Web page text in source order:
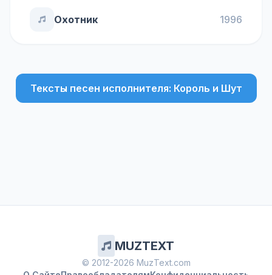
Охотник 1996
Тексты песен исполнителя: Король и Шут
MUZTEXT
© 2012-2026 MuzText.com